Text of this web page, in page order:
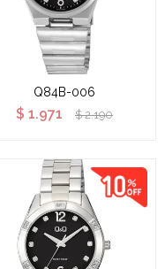
Q84B-006
$ 1.971 $ 2.190